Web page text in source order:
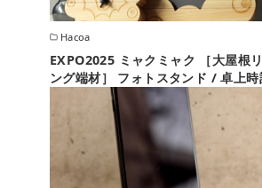
Hacoa
EXPO2025 ミャクミャク ［大屋根リ
ング端材］ フォトスタンド / 卓上時